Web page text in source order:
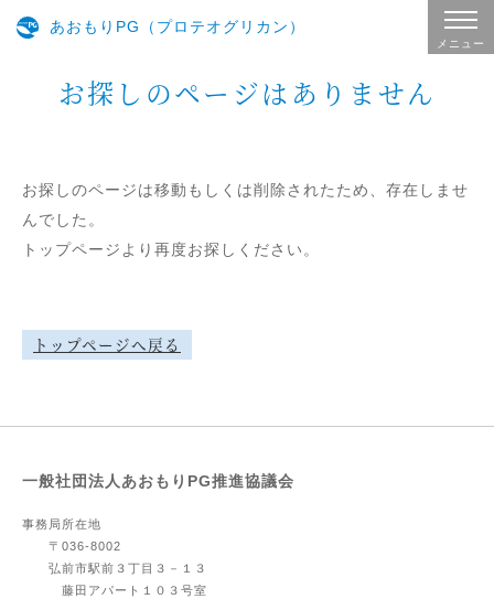
あおもりPG（プロテオグリカン）
メニュー
お探しのページはありません
お探しのページは移動もしくは削除されたため、存在しませ
んでした。
トップページより再度お探しください。
トップページへ戻る
一般社団法人あおもりPG推進協議会
事務局 所在地
〒036-8002
弘前市駅前３丁目３－１３
藤田アパート１０３号室